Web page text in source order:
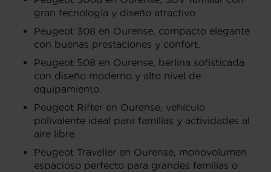
gran tecnología y diseño atractivo.
Peugeot 308 en Ourense, compacto elegante
con buenas prestaciones y confort.
Peugeot 508 en Ourense, berlina sofisticada
con diseño moderno y alto nivel de
equipamiento.
Peugeot Rifter en Ourense, vehículo
polivalente ideal para familias y actividades al
aire libre.
Peugeot Traveller en Ourense, monovolumen
espacioso perfecto para grandes familias o